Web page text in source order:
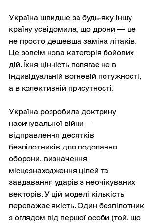
Україна швидше за будь-яку іншу
країну усвідомила, що дрони — це
не просто дешевша заміна літаків.
Це зовсім нова категорія бойових
дій. Їхня цінність полягає не в
індивідуальній вогневій потужності,
а в колективній присутності.
Україна розробила доктрину
насичувальної війни —
відправлення десятків
безпілотників для подолання
оборони, визначення
місцезнаходження цілей та
завдавання ударів з неочікуваних
векторів. У цій моделі кількість
переважає якість. Один безпілотник
з оглядом від першої особи (той, що